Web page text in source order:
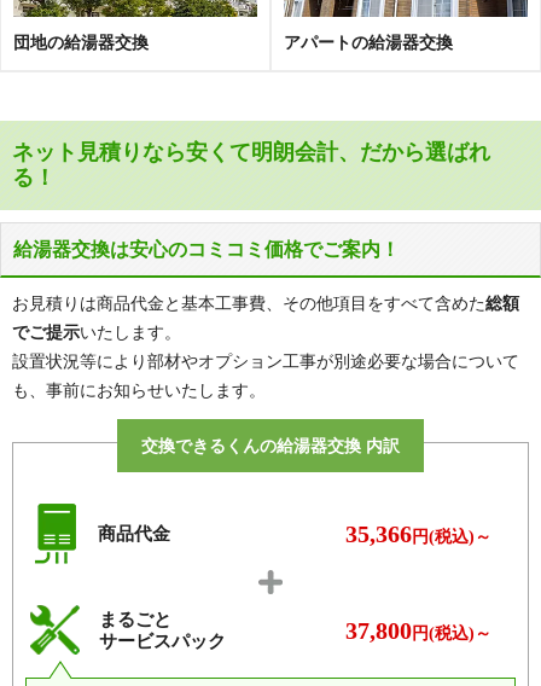
団地の給湯器交換 アパートの給湯器交換
ネット見積りなら安くて明朗会計、だから選ばれ
る！
給湯器交換は安心のコミコミ価格でご案内！
お見積りは商品代金と基本工事費、その他項目をすべて含めた総額
でご提示いたします。
設置状況等により部材やオプション工事が別途必要な場合について
も、事前にお知らせいたします。
交換できるくんの給湯器交換 内訳
商品代金 35,366円(税込)～
まるごと
サービスパック
37,800円(税込)～